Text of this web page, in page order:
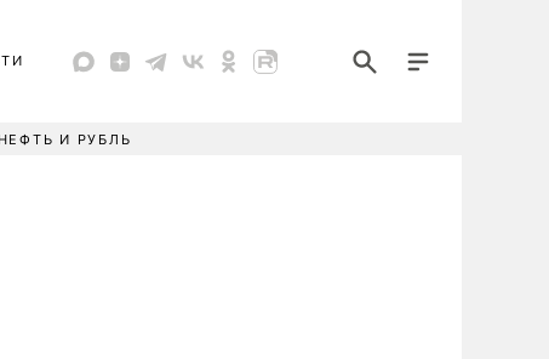
НЕФТЬ И РУБЛЬ